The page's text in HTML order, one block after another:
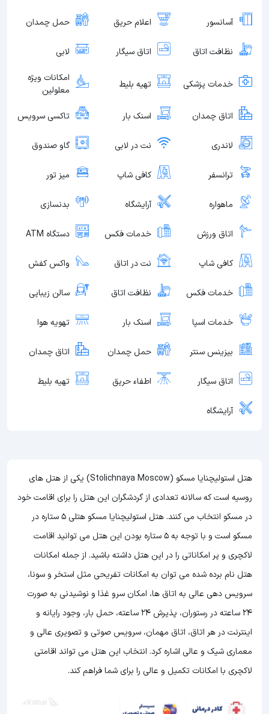
آسانسور اعلام حریق حمل چمدان
نظافت اتاق اتاق سیگار لابی
خدمات پزشکی تهیه بلیط
امکانات ویژه
معلولین
اتاق چمدان اسنک بار تاکسی سرویس
لاندری نت در لابی گاو صندوق
ترانسفر کافی شاپ میز تور
ماهواره آرایشگاه بدنسازی
اتاق ورزش خدمات فکس دستگاه ATM
کافی شاپ نت در اتاق واکس کفش
خدمات فکس نظافت اتاق سالن زیبایی
خدمات اسپا اسنک بار تهویه هوا
بیزینس سنتر حمل چمدان اتاق چمدان
اتاق سیگار اطفاء حریق تهیه بلیط
آرایشگاه
هتل استولیچنایا مسکو (Stolichnaya Moscow) یکی از هتل های
روسیه است که سالانه تعدادی از گردشگران این هتل را برای اقامت خود
در مسکو انتخاب می کنند. هتل استولیچنایا مسکو هتلی 5 ستاره در
مسکو است و با توجه به 5 ستاره بودن این هتل
می توانید اقامت
لاکچری و پر امکاناتی را در این هتل داشته باشید. از جمله امکانات
هتل نام برده شده می توان به امکانات تفریحی مثل استخر و سونا،
سرویس دهی عالی به اتاق ها، امکان سرو غذا و نوشیدنی به صورت
24 ساعته در رستوران، پذیرش 24 ساعته، حمل بار، وجود رایانه و
اینترنت در هر اتاق، اتاق مهمان، سرویس صوتی و تصویری عالی و
معماری شیک و عالی اشاره کرد. انتخاب این هتل می تواند اقامتی
لاکچری با امکانات تکمیل و عالی را برای شما فراهم کند.